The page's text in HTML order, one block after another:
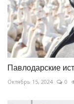
Павлодарские
Октябрь 15, 2024 0